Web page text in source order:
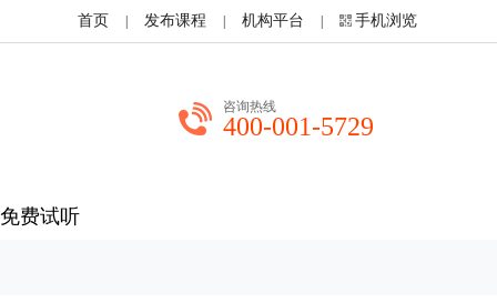
首页 发布课程 机构平台 手机浏览
咨询热线
400-001-5729
免费试听